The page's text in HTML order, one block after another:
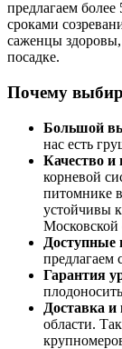
предлагаем
сроками
саженцы
посадке.
Почему
Большой
нас есть
Качество и
корневой
питомнике
устойчивы
Московской
Доступные
Гарантия
Доставка и
области.